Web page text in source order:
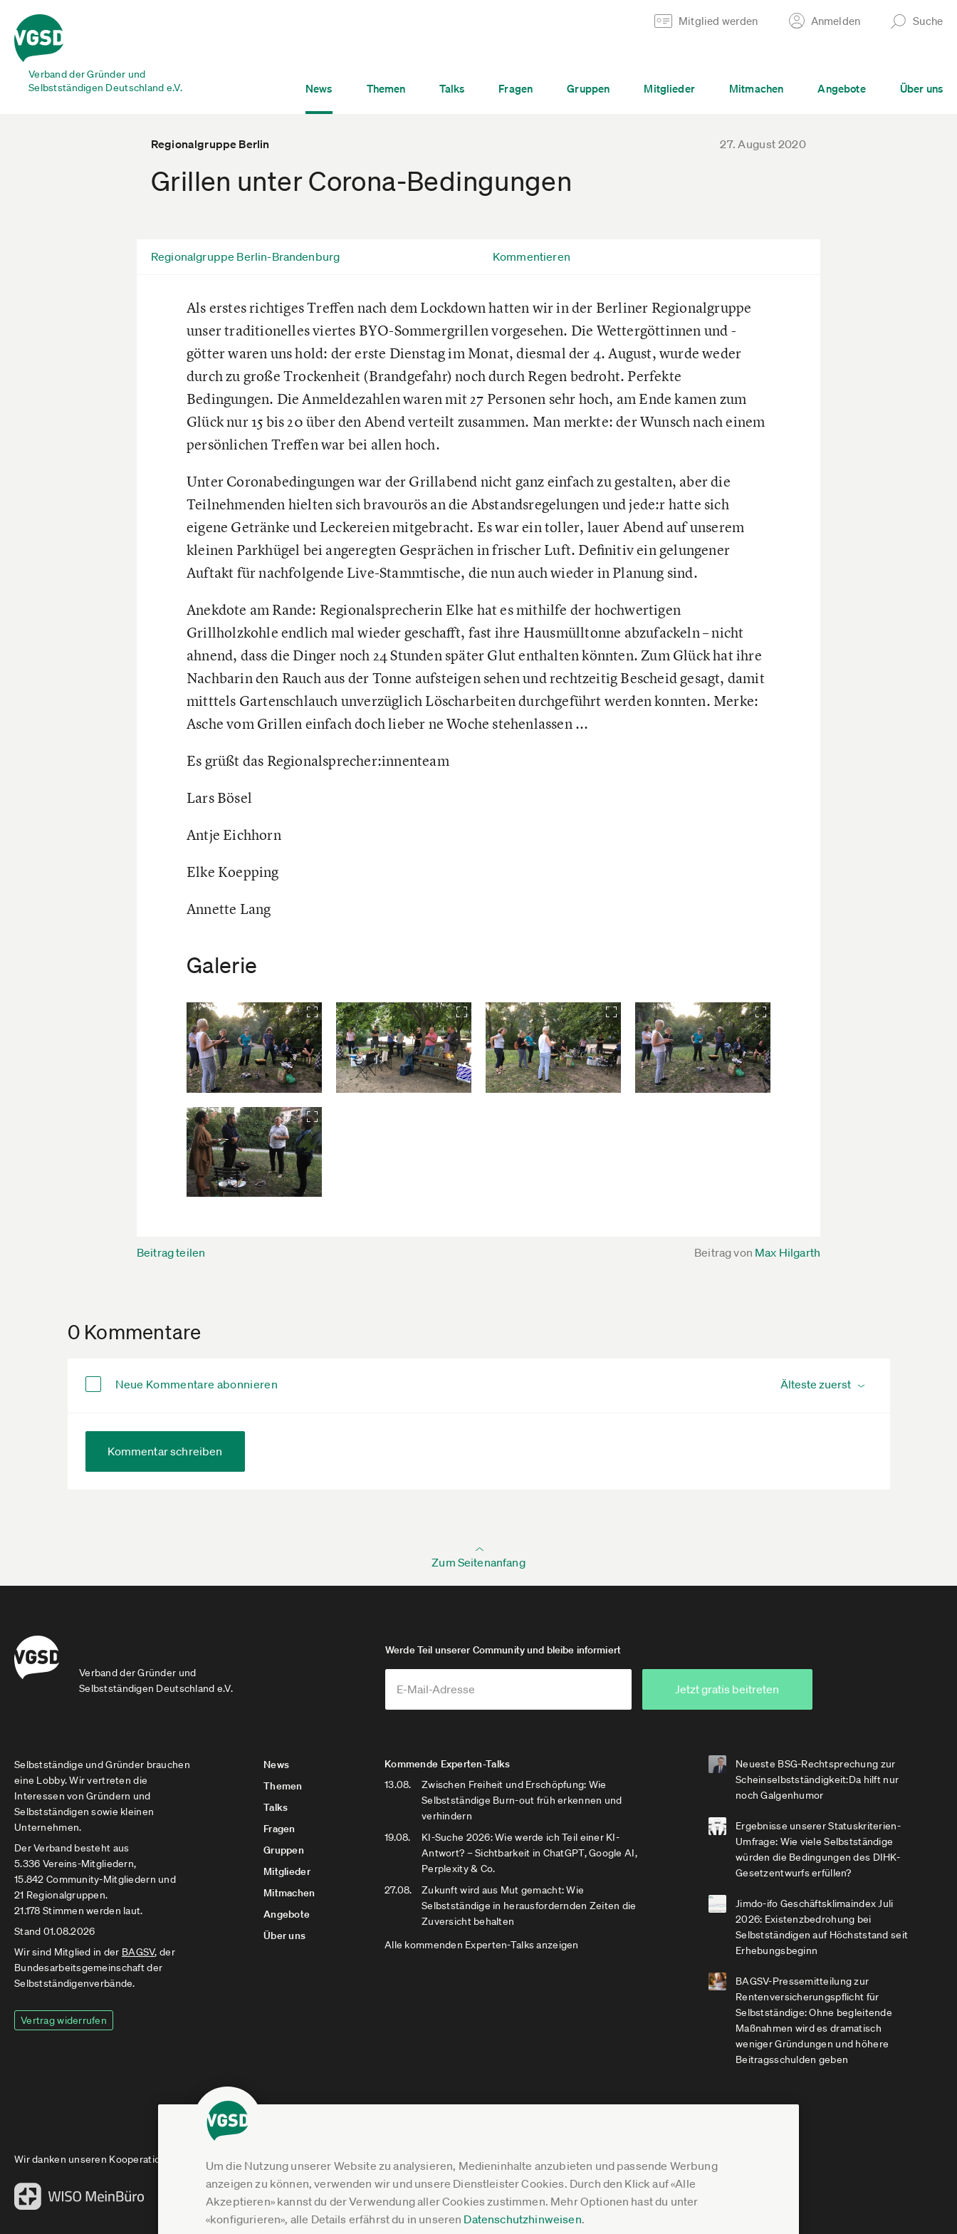
Verband der Gründer und
Selbstständigen Deutschland e.V.
Mitglied werden Anmelden Suche
News Themen Talks Fragen Gruppen Mitglieder Mitmachen Angebote Über uns
Um die Nutzung unserer Website zu analysieren, Medieninhalte anzubieten und passende Werbung
anzeigen zu können, verwenden wir und unsere Dienstleister Cookies. Durch den Klick auf «Alle
Akzeptieren» kannst du der Verwendung aller Cookies zustimmen. Mehr Optionen hast du unter
«konfigurieren», alle Details erfährst du in unseren Datenschutzhinweisen.
Regionalgruppe Berlin
Grillen unter Corona-Bedingungen
27. August 2020
Regionalgruppe Berlin-Brandenburg Kommentieren
Als erstes richtiges Treffen nach dem Lockdown hatten wir in der Berliner Regionalgruppe
unser traditionelles viertes BYO-Sommergrillen vorgesehen. Die Wettergöttinnen und -
götter waren uns hold: der erste Dienstag im Monat, diesmal der 4. August, wurde weder
durch zu große Trockenheit (Brandgefahr) noch durch Regen bedroht. Perfekte
Bedingungen. Die Anmeldezahlen waren mit 27 Personen sehr hoch, am Ende kamen zum
Glück nur 15 bis 20 über den Abend verteilt zusammen. Man merkte: der Wunsch nach einem
persönlichen Treffen war bei allen hoch.
Unter Coronabedingungen war der Grillabend nicht ganz einfach zu gestalten, aber die
Teilnehmenden hielten sich bravourös an die Abstandsregelungen und jede:r hatte sich
eigene Getränke und Leckereien mitgebracht. Es war ein toller, lauer Abend auf unserem
kleinen Parkhügel bei angeregten Gesprächen in frischer Luft. Definitiv ein gelungener
Auftakt für nachfolgende Live-Stammtische, die nun auch wieder in Planung sind.
Anekdote am Rande: Regionalsprecherin Elke hat es mithilfe der hochwertigen
Grillholzkohle endlich mal wieder geschafft, fast ihre Hausmülltonne abzufackeln – nicht
ahnend, dass die Dinger noch 24 Stunden später Glut enthalten könnten. Zum Glück hat ihre
Nachbarin den Rauch aus der Tonne aufsteigen sehen und rechtzeitig Bescheid gesagt, damit
mitttels Gartenschlauch unverzüglich Löscharbeiten durchgeführt werden konnten. Merke:
Asche vom Grillen einfach doch lieber ne Woche stehenlassen ...
Es grüßt das Regionalsprecher:innenteam
Lars Bösel
Antje Eichhorn
Elke Koepping
Annette Lang
Galerie
Beitrag teilen Beitrag von Max Hilgarth
0 Kommentare
Neue Kommentare abonnieren
Kommentar schreiben
Zum Seitenanfang
Verband der Gründer und
Selbstständigen Deutschland e.V.
Werde Teil unserer Community und bleibe informiert
Jetzt gratis beitreten
Selbstständige und Gründer brauchen
eine Lobby. Wir vertreten die
Interessen von Gründern und
Selbstständigen sowie kleinen
Unternehmen.
Der Verband besteht aus
5.336 Vereins-Mitgliedern,
15.842 Community-Mitgliedern und
21 Regionalgruppen.
21.178 Stimmen werden laut.
Stand 01.08.2026
Wir sind Mitglied in der BAGSV, der
Bundesarbeitsgemeinschaft der
Selbstständigenverbände.
Vertrag widerrufen
News
Themen
Talks
Fragen
Gruppen
Mitglieder
Mitmachen
Angebote
Über uns
Kommende Experten-Talks
13.08.
Zwischen Freiheit und Erschöpfung: Wie
Selbstständige Burn-out früh erkennen und
verhindern
19.08.
KI-Suche 2026: Wie werde ich Teil einer KI-
Antwort? – Sichtbarkeit in ChatGPT, Google AI,
Perplexity & Co.
27.08.
Zukunft wird aus Mut gemacht: Wie
Selbstständige in herausfordernden Zeiten die
Zuversicht behalten
Alle kommenden Experten-Talks anzeigen
Neueste BSG-Rechtsprechung zur
Scheinselbstständigkeit:Da hilft nur
noch Galgenhumor
Ergebnisse unserer Statuskriterien-
Umfrage: Wie viele Selbstständige
würden die Bedingungen des DIHK-
Gesetzentwurfs erfüllen?
Jimdo-ifo Geschäftsklimaindex Juli
2026: Existenzbedrohung bei
Selbstständigen auf Höchststand seit
Erhebungsbeginn
BAGSV-Pressemitteilung zur
Rentenversicherungspflicht für
Selbstständige: Ohne begleitende
Maßnahmen wird es dramatisch
weniger Gründungen und höhere
Beitragsschulden geben
Wir danken unseren Kooperationspartnern